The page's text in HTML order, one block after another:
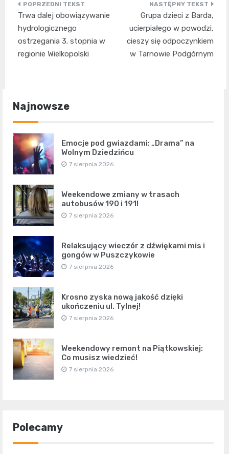
Nawigacja
wpisu
Trwa dalej obowiązywanie
hydrologicznego
ostrzegania 3. stopnia w
regionie Wielkopolski
Grupa dzieci z Barda,
ucierpiałego w powodzi,
cieszy się odpoczynkiem
w Tarnowie Podgórnym
Najnowsze
Emocje pod gwiazdami: „Drama” na
Wolnym Dziedzińcu
7 sierpnia 2026
Weekendowe zmiany w trasach
autobusów 190 i 191!
7 sierpnia 2026
Relaksujący wieczór z dźwiękami mis i
gongów w Puszczykowie
7 sierpnia 2026
Krosno zyska nową jakość dzięki
ukończeniu ul. Tylnej!
7 sierpnia 2026
Weekendowy remont na Piątkowskiej:
Co musisz wiedzieć!
7 sierpnia 2026
Polecamy